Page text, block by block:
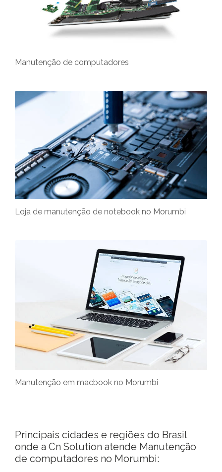
Manutenção de computadores
Loja de manutenção de notebook no Morumbi
Manutenção em macbook no Morumbi
Principais cidades e regiões do Brasil
onde a Cn Solution atende Manutenção
de computadores no Morumbi: